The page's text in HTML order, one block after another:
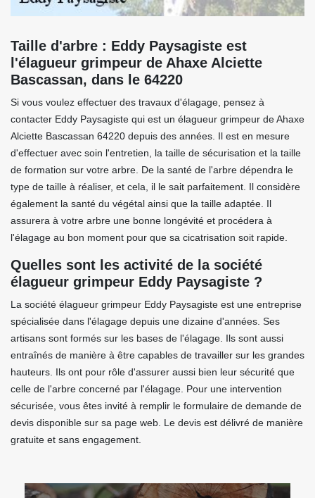
Taille d'arbre : Eddy Paysagiste est
l'élagueur grimpeur de Ahaxe Alciette
Bascassan, dans le 64220
Si vous voulez effectuer des travaux d'élagage, pensez à
contacter Eddy Paysagiste qui est un élagueur grimpeur de Ahaxe
Alciette Bascassan 64220 depuis des années. Il est en mesure
d'effectuer avec soin l'entretien, la taille de sécurisation et la taille
de formation sur votre arbre. De la santé de l'arbre dépendra le
type de taille à réaliser, et cela, il le sait parfaitement. Il considère
également la santé du végétal ainsi que la taille adaptée. Il
assurera à votre arbre une bonne longévité et procédera à
l'élagage au bon moment pour que sa cicatrisation soit rapide.
Quelles sont les activité de la société
élagueur grimpeur Eddy Paysagiste ?
La société élagueur grimpeur Eddy Paysagiste est une entreprise
spécialisée dans l'élagage depuis une dizaine d'années. Ses
artisans sont formés sur les bases de l'élagage. Ils sont aussi
entraînés de manière à être capables de travailler sur les grandes
hauteurs. Ils ont pour rôle d'assurer aussi bien leur sécurité que
celle de l'arbre concerné par l'élagage. Pour une intervention
sécurisée, vous êtes invité à remplir le formulaire de demande de
devis disponible sur sa page web. Le devis est délivré de manière
gratuite et sans engagement.